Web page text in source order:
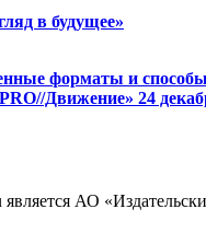
в будущее»
форматы и
Движение» 24
АО